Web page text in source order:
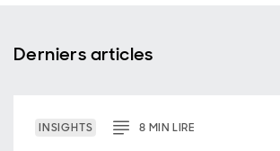
Derniers articles
INSIGHTS 8 MINLIRE